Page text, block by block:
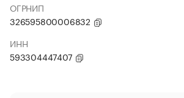
ОГРНИП
326595800006832
ИНН
593304447407